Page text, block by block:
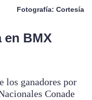
Fotografía: Cortesía
en BMX
los ganadores por
Conade